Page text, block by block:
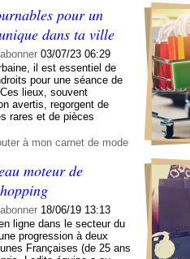
pour un
dans ta ville
03/07/23 06:29
il est essentiel de
pour une séance de
lieux, souvent
avertis, regorgent de
rares et de pièces
à mon carnet de mode
moteur de
18/06/19 13:13
ligne dans le secteur du
progression à deux
Françaises (de 25 ans